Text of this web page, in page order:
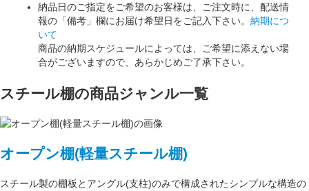
納品日のご指定をご希望のお客様は、ご注文時に、配送情
報の「備考」欄にお届け希望日をご記入下さい。 納期につ
いて
商品の納期スケジュールによっては、ご希望に添えない場
合がございますので、あらかじめご了承下さい。
スチール棚の商品ジャンル一覧
オープン棚(軽量スチール棚)
スチール製の棚板 と アングル(支柱)のみで構成されたシンプルな構造の